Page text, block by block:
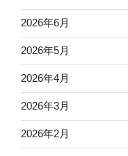
2026年6月
2026年5月
2026年4月
2026年3月
2026年2月